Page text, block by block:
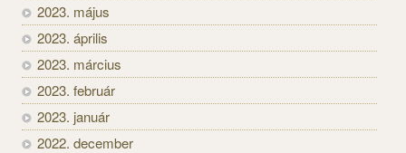
2023. május
2023. április
2023. március
2023. február
2023. január
2022. december